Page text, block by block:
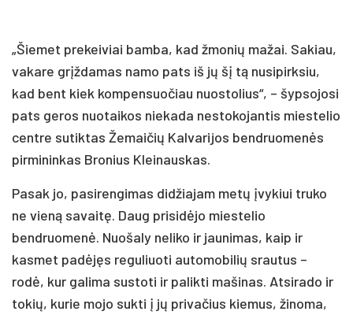
„Šiemet prekeiviai bamba, kad žmonių mažai. Sakiau,
vakare grįždamas namo pats iš jų šį tą nusipirksiu,
kad bent kiek kompensuočiau nuostolius“, – šypsojosi
pats geros nuotaikos niekada nestokojantis miestelio
centre sutiktas Žemaičių Kalvarijos bendruomenės
pirmininkas Bronius Kleinauskas.
Pasak jo, pasirengimas didžiajam metų įvykiui truko
ne vieną savaitę. Daug prisidėjo miestelio
bendruomenė. Nuošaly neliko ir jaunimas, kaip ir
kasmet padėjęs reguliuoti automobilių srautus –
rodė, kur galima sustoti ir palikti mašinas. Atsirado ir
tokių, kurie mojo sukti į jų privačius kiemus, žinoma,